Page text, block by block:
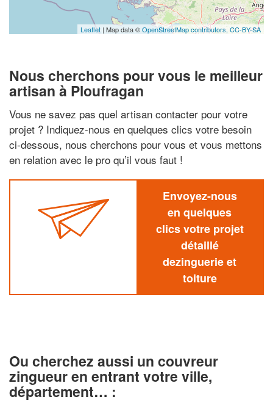
Leaflet | Map data ©OpenStreetMap contributors, CC-BY-SA
Nous cherchons pour vous le meilleur
artisan à Ploufragan
Vous ne savez pas quel artisan contacter pour votre
projet ? Indiquez-nous en quelques clics votre besoin
ci-dessous, nous cherchons pour vous et vous mettons
en relation avec le pro qu’il vous faut !
Envoyez-nous
en quelques
clics votre projet
détaillé
dezinguerie et
toiture
Ou cherchez aussi un couvreur
zingueur en entrant votre ville,
département… :